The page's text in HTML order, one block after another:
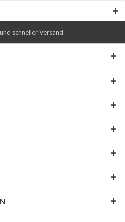
schneller Versand